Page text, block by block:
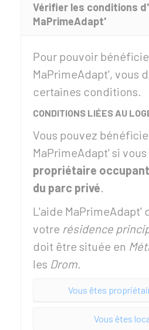
Vérifier les conditions
MaPrimeAdapt'
Pour pouvoir
MaPrimeAdapt', vous
certaines conditions.
CONDITIONS LIÉES AU
Vous pouvez
MaPrimeAdapt' si
propriétaire occupant
du parc privé.
L'aide MaPrimeAdapt'
votre résidence
doit être située en
les Drom.
Vous êtes
Vous êtes